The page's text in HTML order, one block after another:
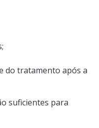
do tratamento após a
suficientes para